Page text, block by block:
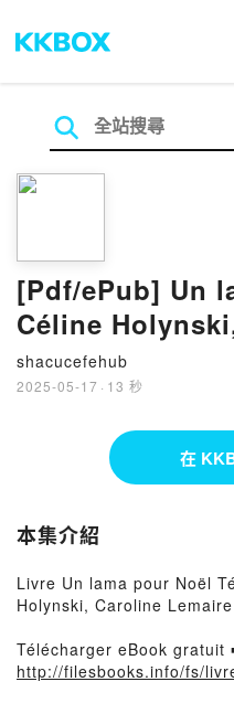
[Pdf/ePub] Un
Céline
Lemaire
shacucefehub
2025-05-17 · 13 秒
在
本集介紹
Livre Un lama pour Noël
Holynski, Caroline Lemaire
Télécharger eBook
http://filesbooks.info/fs/